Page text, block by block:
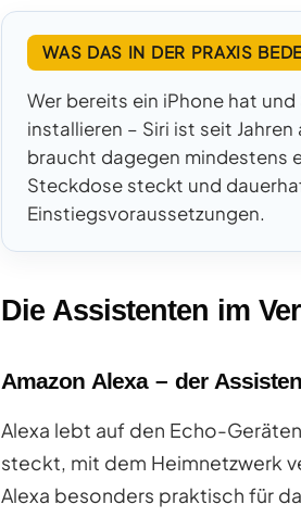
WAS DAS IN DER PRAXIS
Wer bereits ein iPhone hat
installieren – Siri ist seit
braucht dagegen mindestens
Steckdose steckt und
Einstiegsvoraussetzungen.
Die Assistenten im
Amazon Alexa – der
Alexa lebt auf den Echo-
steckt, mit dem Heimnetzwerk
Alexa besonders praktisch für